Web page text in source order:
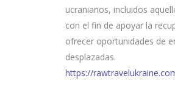
ucranianos, incluidos
con el fin de apoyar la
ofrecer oportunidades de
desplazadas.
https://